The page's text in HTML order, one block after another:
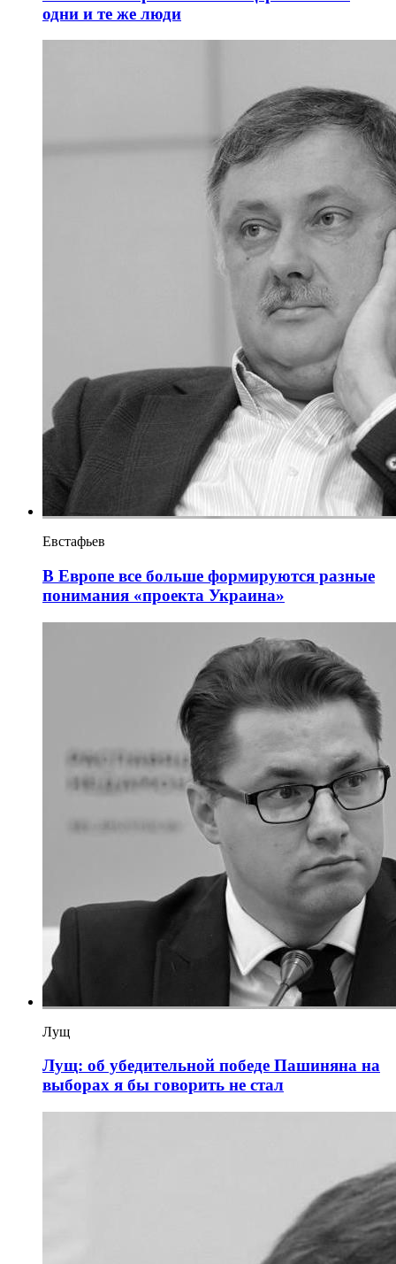
одни и те же люди
Евстафьев
В Европе все больше формируются разные
понимания «проекта Украина»
Лущ
Лущ: об убедительной победе Пашиняна на
выборах я бы говорить не стал